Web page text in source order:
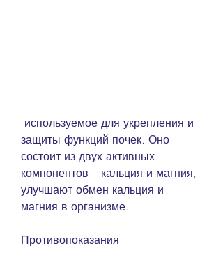
защиты функций почек. Оно
состоит из двух активных
компонентов – кальция и магния,
улучшают обмен кальция и
магния в организме.
Противопоказания